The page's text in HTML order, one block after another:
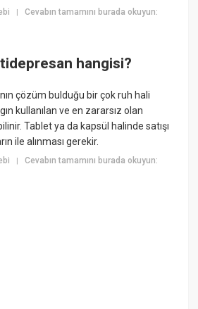
|Cevabın tamamını burada okuyun:
hangisi?
çözüm bulduğu bir çok ruh hali
kullanılan ve en zararsız olan
Tablet ya da kapsül halinde satışı
ile alınması gerekir.
|Cevabın tamamını burada okuyun: